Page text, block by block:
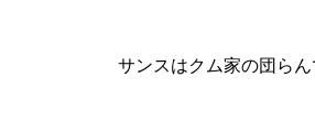
サンスはクム家の団ら